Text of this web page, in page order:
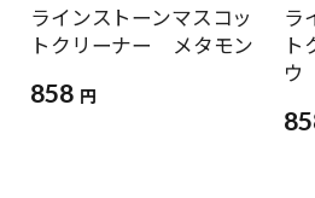
ラインストーンマスコッ
トクリーナー メタモン
858 円
ラ
ウ